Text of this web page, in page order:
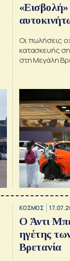
«Εισβολή»
Οι πωλήσεις
κατασκευής
στη Μεγάλη
ΚΟΣΜΟΣ
Ο Άντι
ηγέτης
Βρετανία